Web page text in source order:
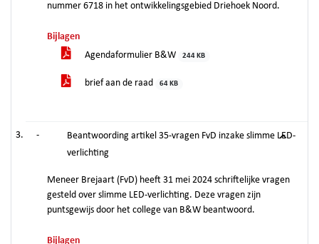
nummer 6718 in het ontwikkelingsgebied Driehoek Noord.
Bijlagen
Agendaformulier B&W
244 KB
brief aan de raad 64 KB
-
Beantwoording artikel 35-vragen FvD inzake slimme LED-
verlichting
Meneer Brejaart (FvD) heeft 31 mei 2024 schriftelijke vragen
gesteld over slimme LED-verlichting. Deze vragen zijn
puntsgewijs door het college van B&W beantwoord.
Bijlagen